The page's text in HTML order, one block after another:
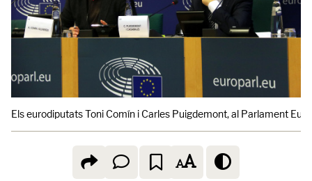
Els eurodiputats Toni Comín i Carles Puigdemont, al Parlament